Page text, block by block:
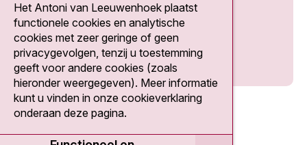
Social media
Het Antoni van Leeuwenhoek plaatst
functionele cookies en analytische
cookies met zeer geringe of geen
privacygevolgen, tenzij u toestemming
geeft voor andere cookies (zoals
hieronder weergegeven). Meer informatie
kunt u vinden in onze cookieverklaring
onderaan deze pagina.